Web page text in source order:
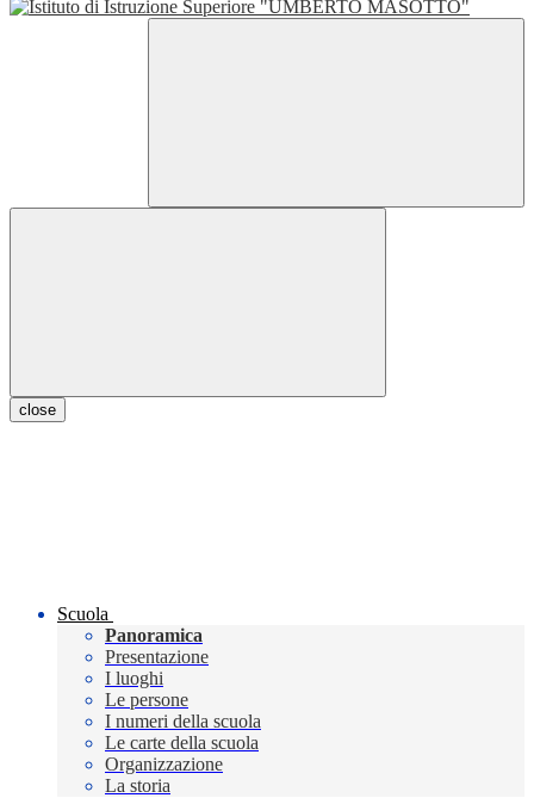
close
Scuola
Panoramica
Presentazione
I luoghi
Le persone
I numeri della scuola
Le carte della scuola
Organizzazione
La storia